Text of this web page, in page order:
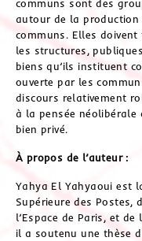
communs sont des
autour de la
communs. Elles
les structures,
biens qu’ils instituent
ouverte par les
discours relativement
à la pensée néolibérale
bien privé.
À propos de l’auteur :
Yahya El Yahyaoui est
Supérieure des Postes,
l’Espace de Paris, et de
il a soutenu une thèse